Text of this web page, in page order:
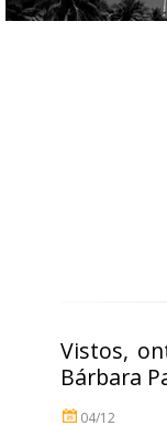
Vistos,
Bárbara
04/12